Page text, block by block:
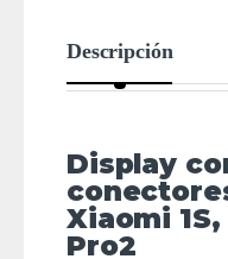
Descripción
Display
Xiaomi
Pro2